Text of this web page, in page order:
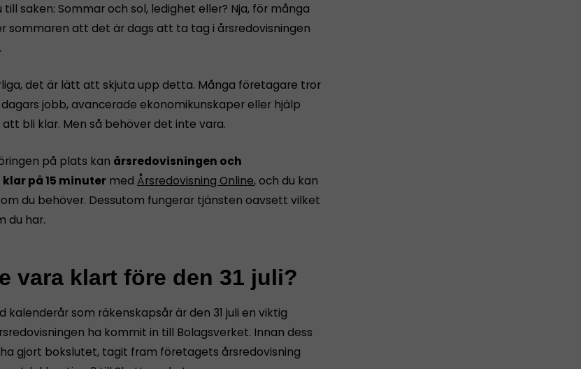
till saken: Sommar och sol, ledighet eller? Nja, för många
sommaren att det är dags att ta tag i årsredovisningen
det är lätt att skjuta upp detta. Många företagare tror
jobb, avancerade ekonomikunskaper eller hjälp
bli klar. Men så behöver det inte vara.
på plats kan årsredovisningen och
på 15 minuter med Årsredovisning Online, och du kan
du behöver. Dessutom fungerar tjänsten oavsett vilket
du har.
vara klart före den 31 juli?
kalenderår som räkenskapsår är den 31 juli en viktig
ha kommit in till Bolagsverket. Innan dess
gjort bokslutet, tagit fram företagets årsredovisning